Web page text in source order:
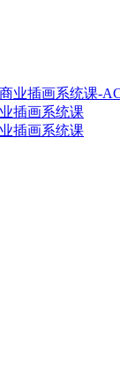
插画系统课
插画系统课